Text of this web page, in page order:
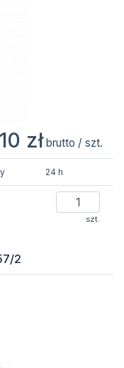
zł brutto / szt.
24 h
szt.
2